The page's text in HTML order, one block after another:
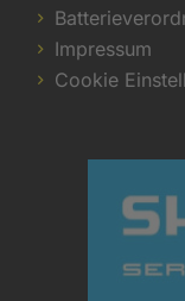
Impressum
Cookie